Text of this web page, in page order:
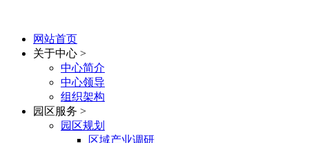
网站首页
关于中心 >
中心简介
中心领导
组织架构
园区服务 >
园区规划
区域产业调研